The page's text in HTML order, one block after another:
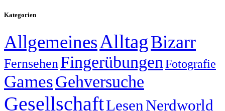
Kategorien
AllgemeinesAlltagBizarr
FernsehenFingerübungen Fotografie
GamesGehversuche
GesellschaftLesenNerdworld